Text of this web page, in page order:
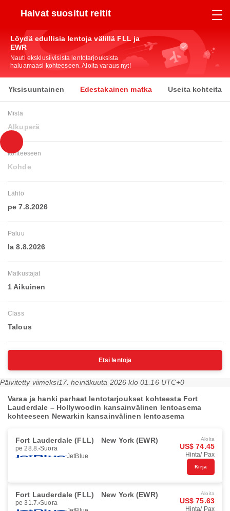
Halvat suositut reitit
Löydä edullisia lentoja välillä FLL ja
EWR
Nauti eksklusiivisista lentotarjouksista
haluamaasi kohteeseen. Aloita varaus nyt!
Yksisuuntainen Edestakainen matka Useita kohteita
Mistä
Alkuperä
kohteeseen
Kohde
Lähtö
pe 7.8.2026
Paluu
la 8.8.2026
Matkustajat
1 Aikuinen
Class
Talous
Etsi lentoja
Päivitetty viimeksi17. heinäkuuta 2026 klo 01.16 UTC+0
Varaa ja hanki parhaat lentotarjoukset kohteesta Fort
Lauderdale – Hollywoodin kansainvälinen lentoasema
kohteeseen Newarkin kansainvälinen lentoasema
Fort Lauderdale (FLL) New York (EWR)
pe 28.8. Suora
JetBlue
Aloita
US$ 74.45
Hinta/ Pax
Kirja
Fort Lauderdale (FLL) New York (EWR)
pe 31.7. Suora
Aloita
US$ 75.63
Hinta/ Pax